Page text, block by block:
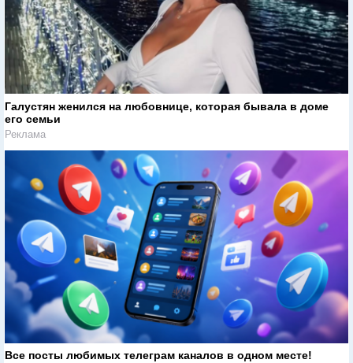
Галустян женился на любовнице, которая бывала в доме
его семьи
Реклама
Все посты любимых телеграм каналов в одном месте!